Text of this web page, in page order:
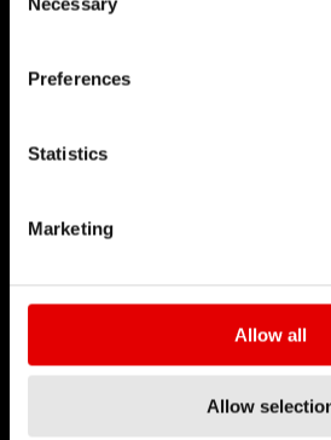
Preferences
Statistics
Marketing
Allow all
Allow
中心鎖入和國際六孔的差異?